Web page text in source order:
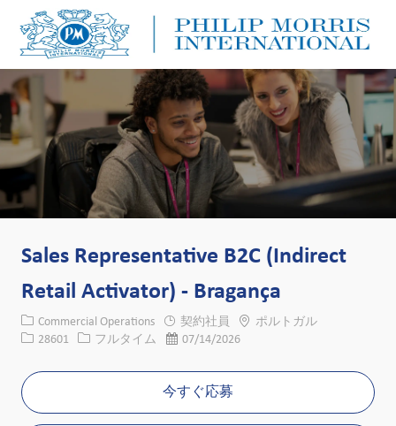
Sales Representative B2C (Indirect
Retail Activator) - Bragança
カテゴリー
Commercial Operations 契約社員 場所ポルトガル
求人ID
28601 役職フルタイム 投稿日07/14/2026
今すぐ応募